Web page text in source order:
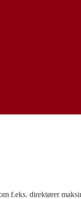
f.eks. direktører